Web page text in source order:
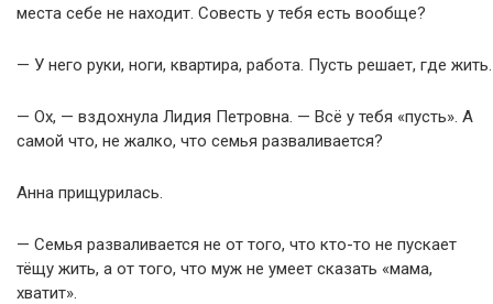
места себе не находит. Совесть у тебя есть вообще?
— У него руки, ноги, квартира, работа. Пусть решает, где жить.
— Ох, — вздохнула Лидия Петровна. — Всё у тебя «пусть». А
самой что, не жалко, что семья разваливается?
Анна прищурилась.
— Семья разваливается не от того, что кто-то не пускает
тёщу жить, а от того, что муж не умеет сказать «мама,
хватит».